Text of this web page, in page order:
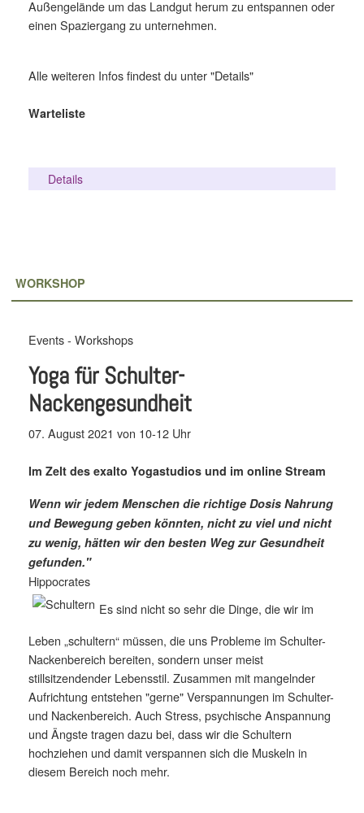
Außengelände um das Landgut herum zu entspannen oder
einen Spaziergang zu unternehmen.
Alle weiteren Infos findest du unter "Details"
Warteliste
Details
WORKSHOP
Events - Workshops
Yoga für Schulter-
Nackengesundheit
07. August 2021 von 10-12 Uhr
Im Zelt des exalto Yogastudios und im online Stream
Wenn wir jedem Menschen die richtige Dosis Nahrung
und Bewegung geben könnten, nicht zu viel und nicht
zu wenig, hätten wir den besten Weg zur Gesundheit
gefunden."
Hippocrates
Es sind nicht so sehr die Dinge, die wir im
Leben „schultern“ müssen, die uns Probleme im Schulter-
Nackenbereich bereiten, sondern unser meist
stillsitzendender Lebensstil. Zusammen mit mangelnder
Aufrichtung entstehen "gerne" Verspannungen im Schulter-
und Nackenbereich. Auch Stress, psychische Anspannung
und Ängste tragen dazu bei, dass wir die Schultern
hochziehen und damit verspannen sich die Muskeln in
diesem Bereich noch mehr.